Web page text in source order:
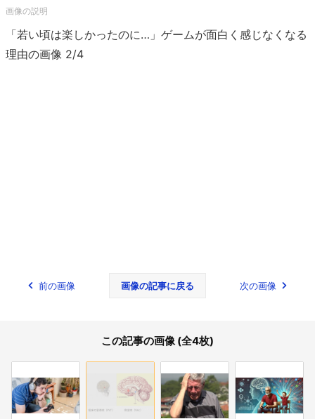
「若い頃は楽しかったのに…」ゲームが面白く感じなくなる
理由の画像 2/4
前の画像 画像の記事に戻る 次の画像
この記事の画像 (全4枚)